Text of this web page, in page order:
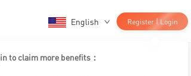
English Register | Login
to claim more benefits：